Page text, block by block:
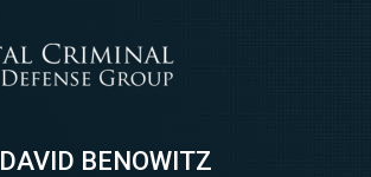
DAVID BENOWITZ